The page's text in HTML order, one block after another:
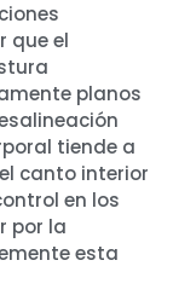
que el
planos
tiende a
canto interior
en los
por la
esta